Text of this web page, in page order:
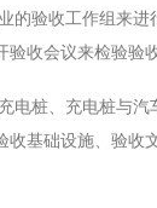
的验收工作组来
收会议来检验验
电桩、充电桩与
基础设施、验